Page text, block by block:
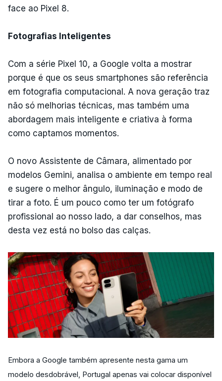
face ao Pixel 8.
Fotografias Inteligentes
Com a série Pixel 10, a Google volta a mostrar
porque é que os seus smartphones são referência
em fotografia computacional. A nova geração traz
não só melhorias técnicas, mas também uma
abordagem mais inteligente e criativa à forma
como captamos momentos.
O novo Assistente de Câmara, alimentado por
modelos Gemini, analisa o ambiente em tempo real
e sugere o melhor ângulo, iluminação e modo de
tirar a foto. É um pouco como ter um fotógrafo
profissional ao nosso lado, a dar conselhos, mas
desta vez está no bolso das calças.
Embora a Google também apresente nesta gama um
modelo desdobrável, Portugal apenas vai colocar disponível